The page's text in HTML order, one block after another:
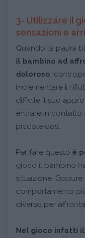
3- Utilizzare il
sensazioni e
Quando la paura
il bambino ad
doloroso,
incrementare il
difficile il suo
entrare in
piccole dosi.
Per fare questo è
gioco il bambino
situazione.
comportamento
diverso per
Nel gioco infatti